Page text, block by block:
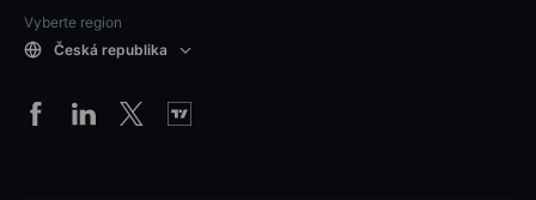
Vyberte region
Česká republika